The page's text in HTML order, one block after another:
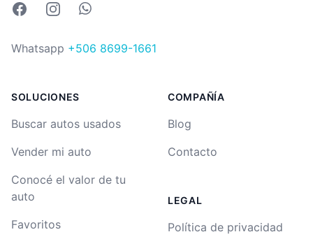
FacebookInstagramWhatsapp
Whatsapp +506 8699-1661
SOLUCIONES
Buscar autos usados
Vender mi auto
Conocé el valor de tu
auto
Favoritos
COMPAÑÍA
Blog
Contacto
LEGAL
Política de privacidad